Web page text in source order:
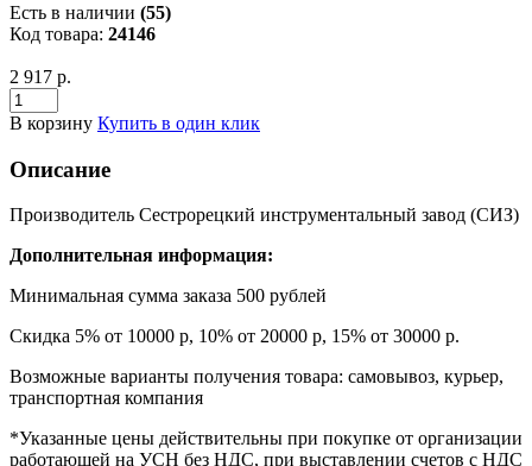
Есть в наличии (55)
Код товара: 24146
2 917 р.
В корзину Купить в один клик
Описание
Производитель Сестрорецкий инструментальный завод (СИЗ)
Дополнительная информация:
Минимальная сумма заказа 500 рублей
Скидка 5% от 10000 р, 10% от 20000 р, 15% от 30000 р.
Возможные варианты получения товара: самовывоз, курьер,
транспортная компания
*Указанные цены действительны при покупке от организации
работающей на УСН без НДС, при выставлении счетов с НДС